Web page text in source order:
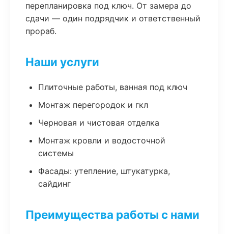
перепланировка под ключ. От замера до
сдачи — один подрядчик и ответственный
прораб.
Наши услуги
Плиточные работы, ванная под ключ
Монтаж перегородок и гкл
Черновая и чистовая отделка
Монтаж кровли и водосточной
системы
Фасады: утепление, штукатурка,
сайдинг
Преимущества работы с нами